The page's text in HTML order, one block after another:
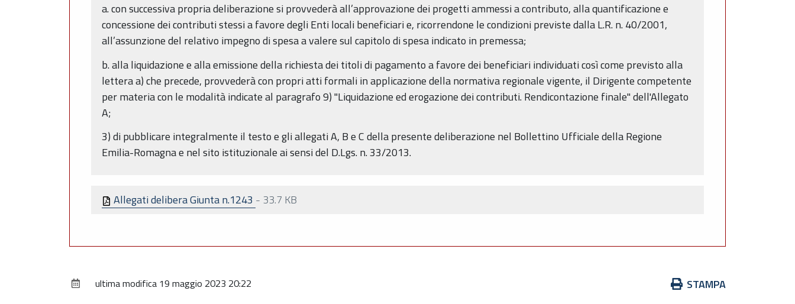
a. con successiva propria deliberazione si provvederà all’approvazione dei progetti ammessi a contributo, alla quantificazione e
concessione dei contributi stessi a favore degli Enti locali beneficiari e, ricorrendone le condizioni previste dalla L.R. n. 40/2001,
all’assunzione del relativo impegno di spesa a valere sul capitolo di spesa indicato in premessa;
b. alla liquidazione e alla emissione della richiesta dei titoli di pagamento a favore dei beneficiari individuati così come previsto alla
lettera a) che precede, provvederà con propri atti formali in applicazione della normativa regionale vigente, il Dirigente competente
per materia con le modalità indicate al paragrafo 9) "Liquidazione ed erogazione dei contributi. Rendicontazione finale" dell'Allegato
A;
3) di pubblicare integralmente il testo e gli allegati A, B e C della presente deliberazione nel Bollettino Ufficiale della Regione
Emilia-Romagna e nel sito istituzionale ai sensi del D.Lgs. n. 33/2013.
Allegati delibera Giunta n.1243 - 33.7 KB
Azioni STAMPA
ultima modifica 19 maggio 2023 20:22